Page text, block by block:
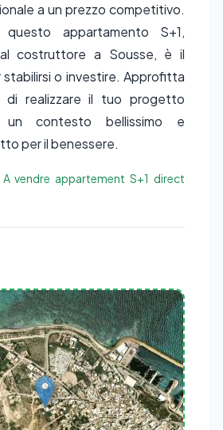
a un prezzo competitivo.
appartamento S+1,
costruttore a Sousse, è il
o investire. Approfitta
di realizzare il tuo progetto
un contesto bellissimo e
per il benessere.
A vendre appartement S+1 direct
Hergla, Gouvernorat Sousse, 4012, Tunisie